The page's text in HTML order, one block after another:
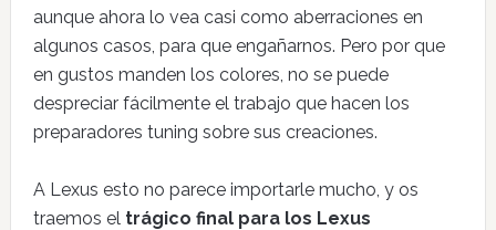
aunque ahora lo vea casi como aberraciones en
algunos casos, para que engañarnos. Pero por que
en gustos manden los colores, no se puede
despreciar fácilmente el trabajo que hacen los
preparadores tuning sobre sus creaciones.
A Lexus esto no parece importarle mucho, y os
traemos el trágico final para los Lexus